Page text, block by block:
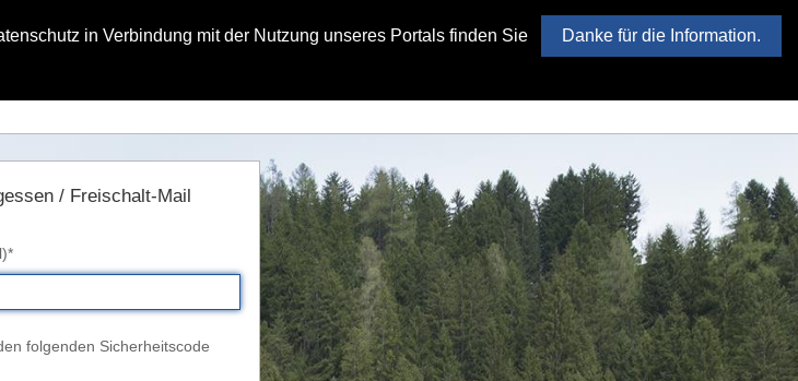
Danke für die Information.
in Verbindung mit der Nutzung unseres Portals finden Sie
/ Freischalt-Mail
folgenden Sicherheitscode